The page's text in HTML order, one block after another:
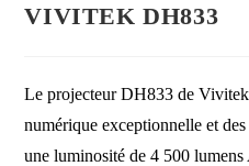
VIVITEK DH833
Le projecteur DH833 de
numérique exceptionnelle et
une luminosité de 4 500